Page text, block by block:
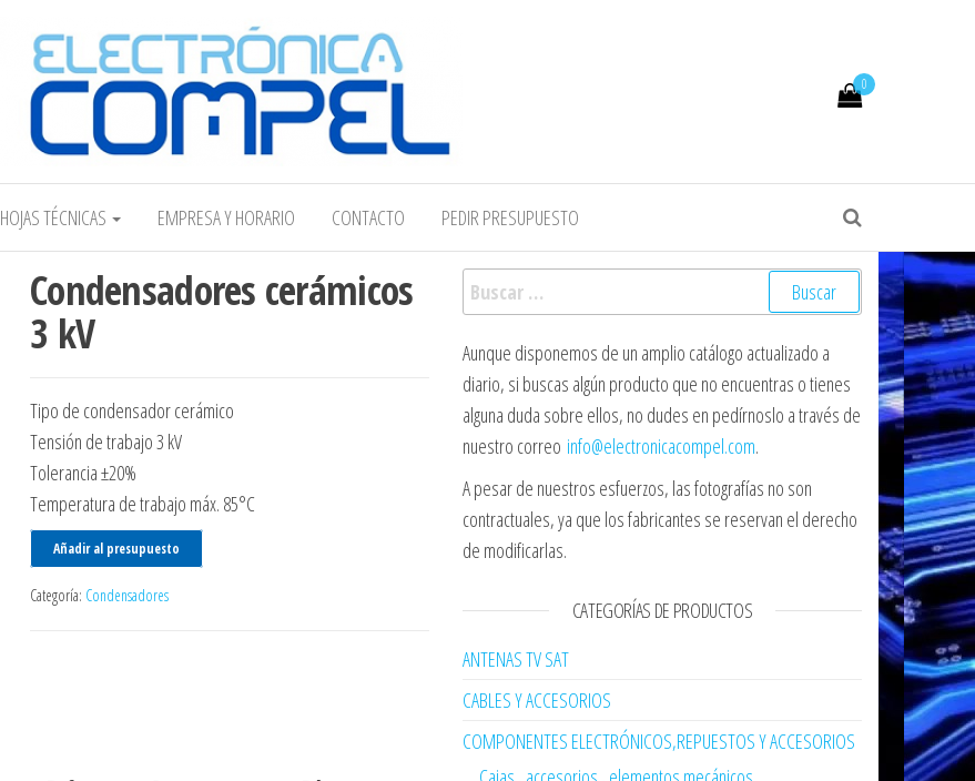
Electrónica COMPEL
0
HOJAS TÉCNICAS EMPRESA Y HORARIO CONTACTO PEDIR PRESUPUESTO
Condensadores cerámicos
3 kV
Tipo de condensador cerámico
Tensión de trabajo 3 kV
Tolerancia ±20%
Temperatura de trabajo máx. 85°C
Añadir al presupuesto
Categoría: Condensadores
Buscar:
Aunque disponemos de un amplio catálogo actualizado a
diario, si buscas algún producto que no encuentras o tienes
alguna duda sobre ellos, no dudes en pedírnoslo a través de
nuestro correo info@electronicacompel.com.
A pesar de nuestros esfuerzos, las fotografías no son
contractuales, ya que los fabricantes se reservan el derecho
de modificarlas.
CATEGORÍAS DE PRODUCTOS
ANTENAS TV SAT
CABLES Y ACCESORIOS
COMPONENTES ELECTRÓNICOS,REPUESTOS Y ACCESORIOS